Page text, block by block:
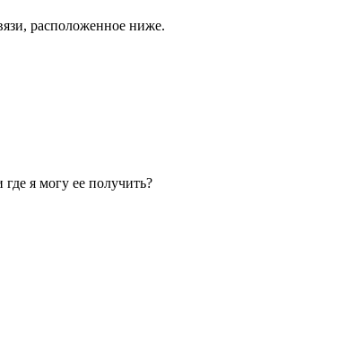
расположенное ниже.
я могу ее получить?